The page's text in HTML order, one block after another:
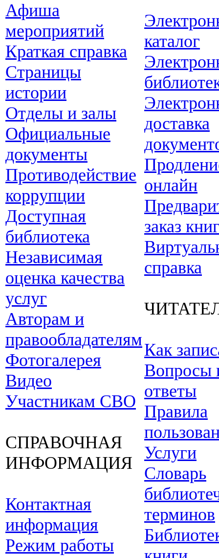
Афиша
мероприятий
Краткая справка
Страницы
истории
Отделы и залы
Официальные
документы
Противодействие
коррупции
Доступная
библиотека
Независимая
оценка качества
услуг
Авторам и
правообладателям
Фотогалерея
Видео
Участникам СВО
СПРАВОЧНАЯ
ИНФОРМАЦИЯ
Контактная
информация
Режим работы
каталог
доставка
онлайн
заказ
справка
Как
Вопросы
ответы
Правила
Услуги
Словарь
терминов